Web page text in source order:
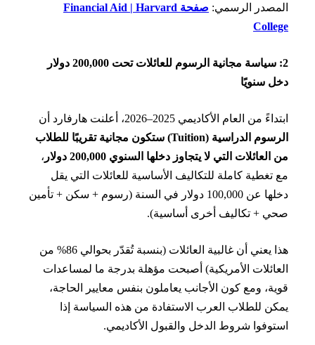
الرسمي:
صفحة Financial Aid | Harvard
2: سياسة مجانية الرسوم للعائلات تحت 200,000 دولار
سنويًا
من العام الأكاديمي 2025–2026، أعلنت هارفارد أن
الرسوم الدراسية (Tuition) ستكون مجانية تقريبًا للطلاب
التي لا يتجاوز دخلها السنوي 200,000 دولار
،
كاملة للتكاليف الأساسية للعائلات التي يقل
دخلها عن 100,000 دولار في السنة (رسوم + سكن + تأمين
+ تكاليف أخرى أساسية).
هذا يعني أن غالبية العائلات (بنسبة تُقدّر بحوالي 86% من
الأمريكية) أصبحت مؤهلة بدرجة ما لمساعدات
ومع كون الأجانب يعاملون بنفس معايير الحاجة،
للطلاب العرب الاستفادة من هذه السياسة إذا
شروط الدخل والقبول الأكاديمي.